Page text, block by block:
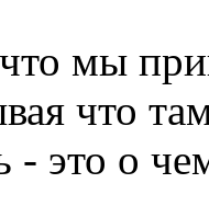
мы
что
- это о